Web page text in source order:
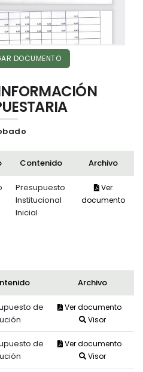
DOCUMENTO
Contenido Archivo
Presupuesto
Institucional
Inicial
Ver
documento
Archivo
de
Ver documento
Visor
de
Ver documento
Visor